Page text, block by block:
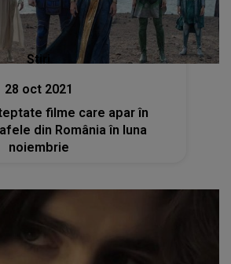
Stiri
28 oct 2021
filme care apar în
din România în luna
noiembrie